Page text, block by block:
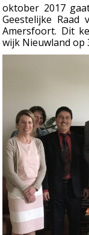
oktober 2017
Geestelijke
Amersfoort. Dit
wijk Nieuwland op